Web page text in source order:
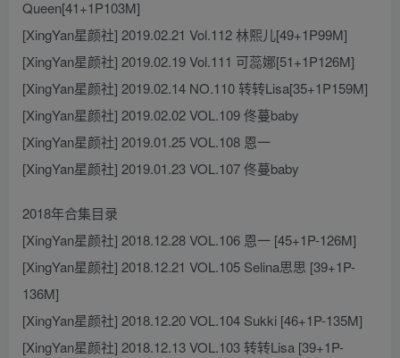
Queen[41+1P103M]
[XingYan星颜社] 2019.02.21 Vol.112 林熙儿[49+1P99M]
[XingYan星颜社] 2019.02.19 Vol.111 可蕊娜[51+1P126M]
[XingYan星颜社] 2019.02.14 NO.110 转转Lisa[35+1P159M]
[XingYan星颜社] 2019.02.02 VOL.109 佟蔓baby
[XingYan星颜社] 2019.01.25 VOL.108 恩一
[XingYan星颜社] 2019.01.23 VOL.107 佟蔓baby
2018年合集目录
[XingYan星颜社] 2018.12.28 VOL.106 恩一 [45+1P-126M]
[XingYan星颜社] 2018.12.21 VOL.105 Selina思思 [39+1P-
136M]
[XingYan星颜社] 2018.12.20 VOL.104 Sukki [46+1P-135M]
[XingYan星颜社] 2018.12.13 VOL.103 转转Lisa [39+1P-